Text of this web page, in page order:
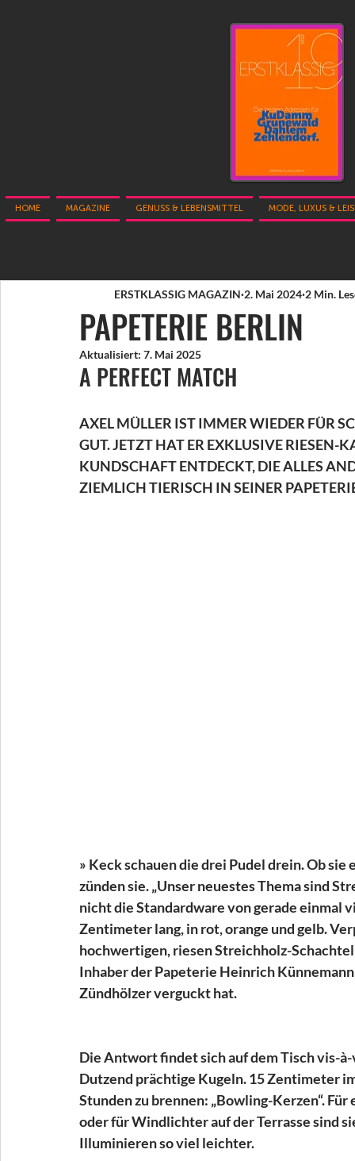
HOME MAGAZINE GENUSS & LEBENSMITTEL MODE, LUXUS &
PAPETERIE BERLIN
ERSTKLASSIG MAGAZIN 2. Mai 2024 2 Min.
Aktualisiert: 7. Mai 2025
A PERFECT MATCH
AXEL MÜLLER IST IMMER WIEDER FÜR
GUT. JETZT HAT ER EXKLUSIVE
KUNDSCHAFT ENTDECKT, DIE ALLES
ZIEMLICH TIERISCH IN SEINER
» Keck schauen die drei Pudel drein. Ob
zünden sie. „Unser neuestes Thema sind
nicht die Standardware von gerade
Zentimeter lang, in rot, orange und gelb.
hochwertigen, riesen Streichholz-
Inhaber der Papeterie Heinrich
Zündhölzer verguckt hat.
Die Antwort findet sich auf dem Tisch vis-
Dutzend prächtige Kugeln. 15 Zentimeter
Stunden zu brennen: „Bowling-Kerzen“.
oder für Windlichter auf der Terrasse sind
Illuminieren so viel leichter.